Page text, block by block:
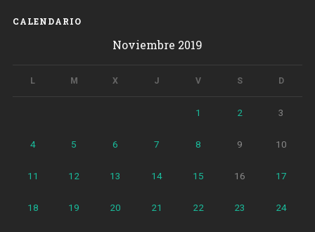
CALENDARIO
Noviembre 2019
L M X J V S D
1 2 3
4 5 6 7 8 9 10
11 12 13 14 15 16 17
18 19 20 21 22 23 24